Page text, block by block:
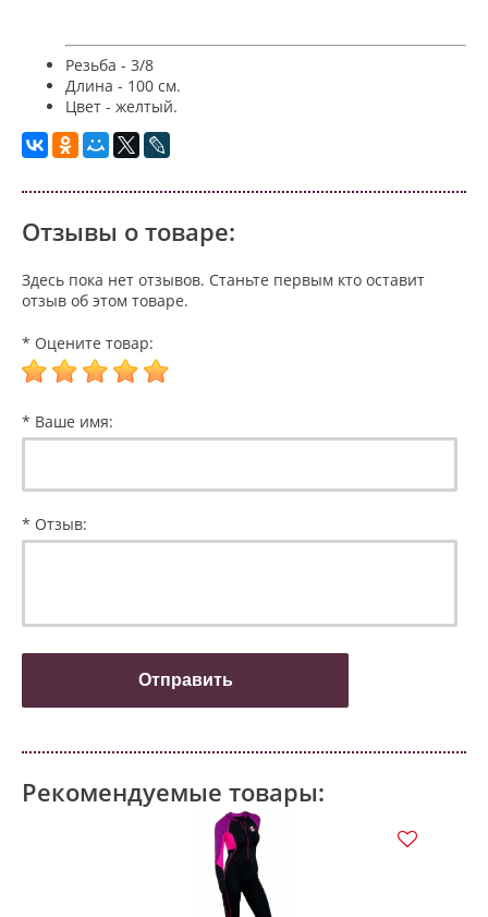
Резьба - 3/8
Длина - 100 см.
Цвет - желтый.
Отзывы о товаре:
Здесь пока нет отзывов. Станьте первым кто оставит
отзыв об этом товаре.
* Оцените товар:
* Ваше имя:
* Отзыв:
Рекомендуемые товары: